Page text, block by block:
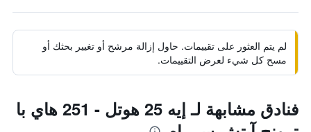
لم يتم العثور على تقييمات. حاول إزالة مرشح أو تغيير بحثك أو
مسح كل شيء لعرض التقييمات.
فنادق مشابهة لـ إيه 25 هوتل - 251 هاي با